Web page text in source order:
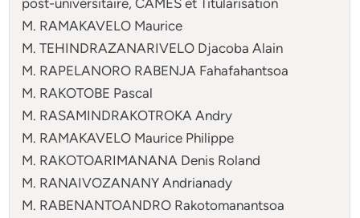
M. RAMAKAVELO Maurice
M. TEHINDRAZANARIVELO Djacoba Alain
M. RAPELANORO RABENJA Fahafahantsoa
M. RAKOTOBE Pascal
M. RASAMINDRAKOTROKA Andry
M. RAMAKAVELO Maurice Philippe
M. RAKOTOARIMANANA Denis Roland
M. RANAIVOZANANY Andrianady
M. RABENANTOANDRO Rakotomanantsoa